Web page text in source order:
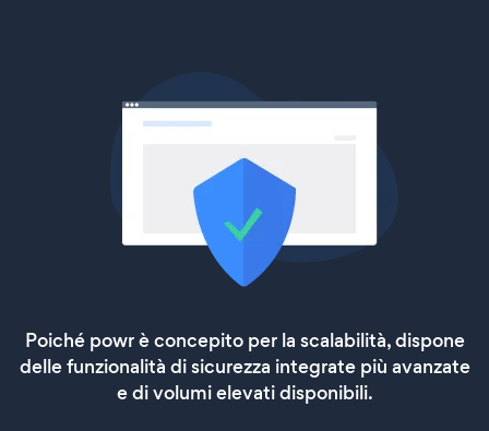
Poiché powr è concepito per la scalabilità, dispone
delle funzionalità di sicurezza integrate più avanzate
e di volumi elevati disponibili.